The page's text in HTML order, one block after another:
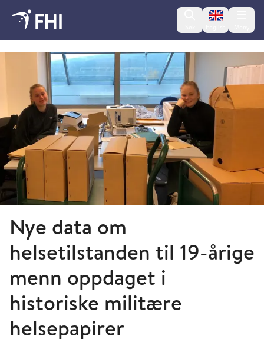
Change
2020 - nyheter fra FHI
Nye data om
helsetilstanden til 19-årige
menn oppdaget i
historiske militære
helsepapirer